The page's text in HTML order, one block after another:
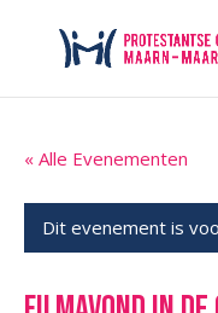
« Alle Evenementen
Dit evenement is